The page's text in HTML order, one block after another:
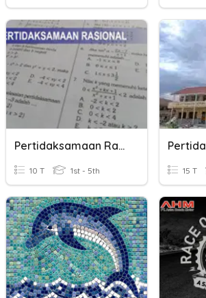
Pertidaksamaan Rasional Dan Irrasional
10 T 1st - 5th 15 T